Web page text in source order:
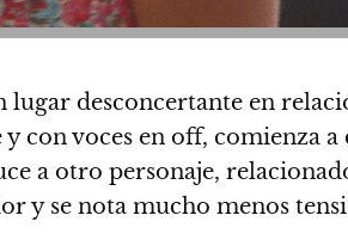
lugar desconcertante en
con voces en off, comienza a
a otro personaje,
y se nota mucho menos